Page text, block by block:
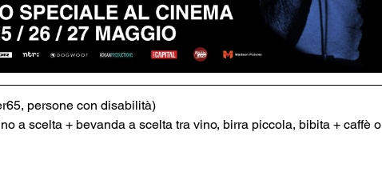
persone con disabilità)
a scelta + bevanda a scelta tra vino, birra piccola, bibita + caffè o